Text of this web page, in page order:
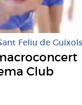
Feliu de Guíxols
Club